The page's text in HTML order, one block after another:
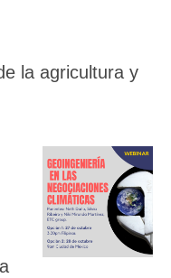
la agricultura y